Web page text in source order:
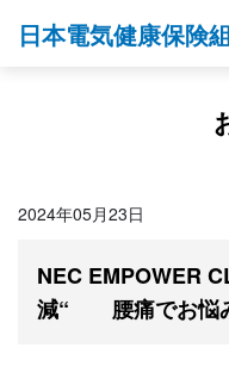
日本電気健康保険
2024年05月23日
NEC EMPOWER
減“ 腰痛でお悩